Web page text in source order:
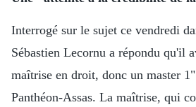
Interrogé sur le sujet ce vendredi
Sébastien Lecornu a répondu qu'il
maîtrise en droit, donc un master
Panthéon-Assas. La maîtrise, qui